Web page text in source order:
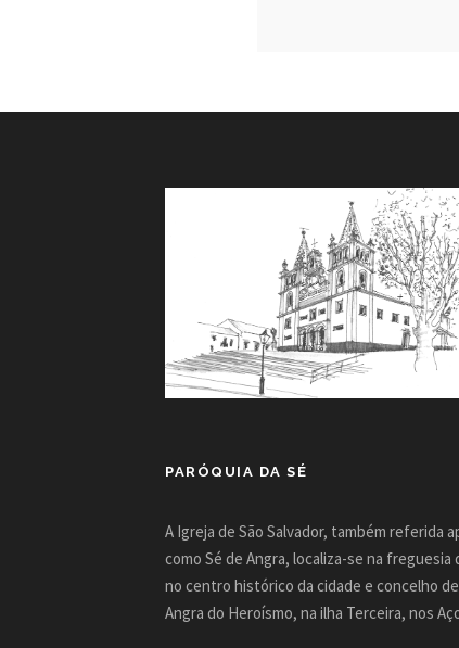
PARÓQUIA DA SÉ
A Igreja de São Salvador, também referida
como Sé de Angra, localiza-se na freguesia
no centro histórico da cidade e concelho de
Angra do Heroísmo, na ilha Terceira, nos